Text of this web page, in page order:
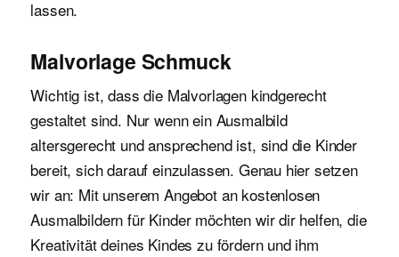
lassen.
Malvorlage Schmuck
Wichtig ist, dass die Malvorlagen kindgerecht
gestaltet sind. Nur wenn ein Ausmalbild
altersgerecht und ansprechend ist, sind die Kinder
bereit, sich darauf einzulassen. Genau hier setzen
wir an: Mit unserem Angebot an kostenlosen
Ausmalbildern für Kinder möchten wir dir helfen, die
Kreativität deines Kindes zu fördern und ihm